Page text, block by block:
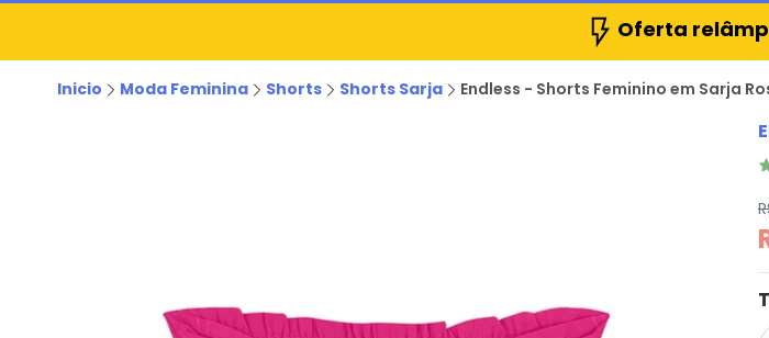
Oferta
Inicio Moda Feminina Shorts Shorts Sarja Endless - Shorts Feminino em Sarja